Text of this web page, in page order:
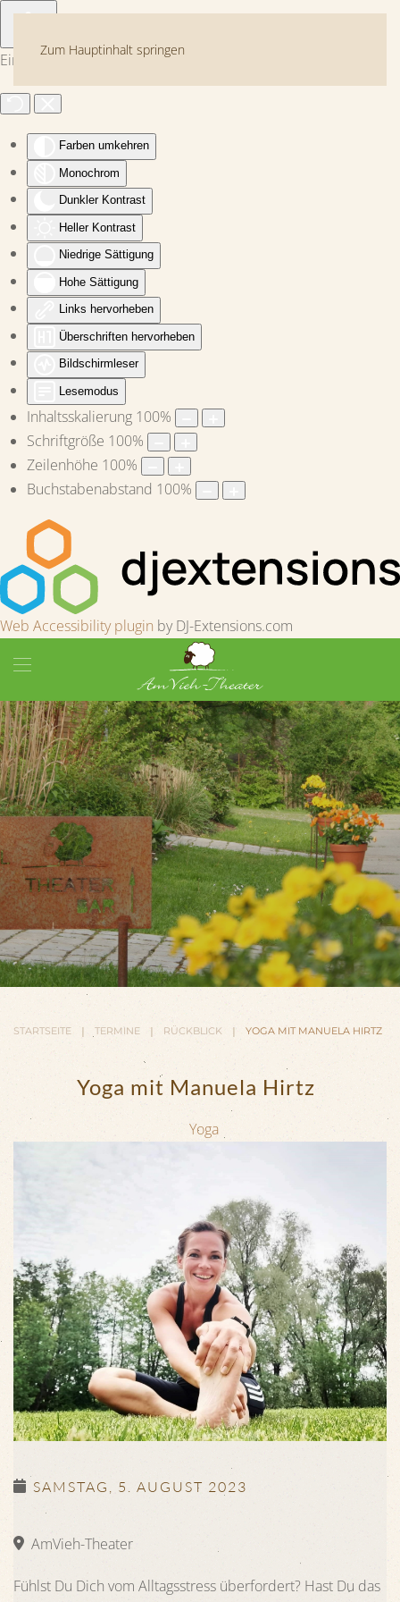
Eingabehilfen öffnen
Farben umkehren
Monochrom
Dunkler Kontrast
Heller Kontrast
Niedrige Sättigung
Hohe Sättigung
Links hervorheben
Überschriften hervorheben
Bildschirmleser
Lesemodus
Inhaltsskalierung 100%
Schriftgröße 100%
Zeilenhöhe 100%
Buchstabenabstand 100%
Web Accessibility plugin by DJ-Extensions.com
Zum Hauptinhalt springen
STARTSEITE TERMINE RÜCKBLICK YOGA MIT MANUELA HIRTZ
Yoga mit Manuela Hirtz
Yoga
SAMSTAG, 5. AUGUST 2023
AmVieh-Theater
Fühlst Du Dich vom Alltagsstress überfordert? Hast Du das